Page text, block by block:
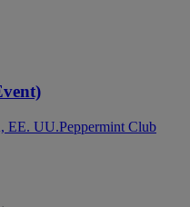
EE. UU.Peppermint Club